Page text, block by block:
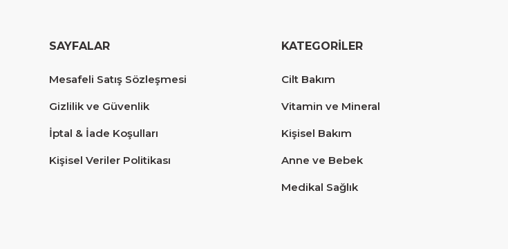
SAYFALAR
Mesafeli Satış Sözleşmesi
Gizlilik ve Güvenlik
İptal & İade Koşulları
Kişisel Veriler Politikası
KATEGORİLER
Cilt Bakım
Vitamin ve Mineral
Kişisel Bakım
Anne ve Bebek
Medikal Sağlık